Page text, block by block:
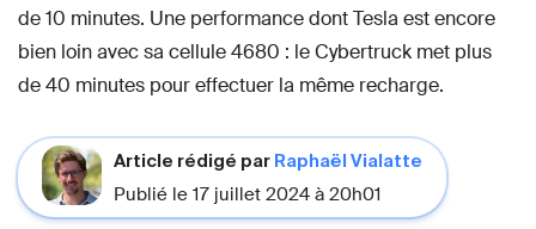
de 10 minutes. Une performance dont Tesla est encore
bien loin avec sa cellule 4680 : le Cybertruck met plus
de 40 minutes pour effectuer la même recharge.
Article rédigé par Raphaël Vialatte
Publié le 17 juillet 2024 à 20h01